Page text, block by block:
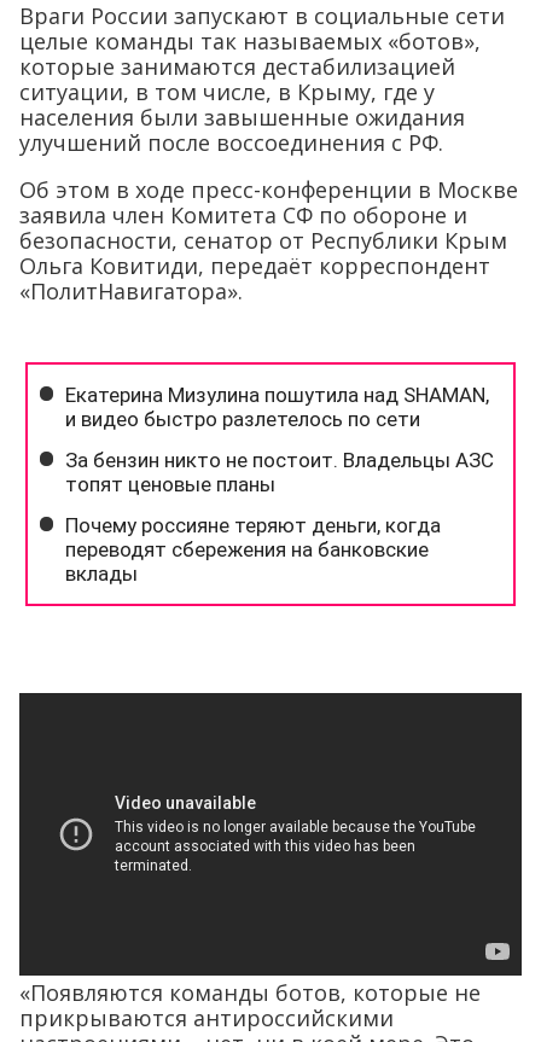
Враги России запускают в социальные сети
целые команды так называемых «ботов»,
которые занимаются дестабилизацией
ситуации, в том числе, в Крыму, где у
населения были завышенные ожидания
улучшений после воссоединения с РФ.
Об этом в ходе пресс-конференции в Москве
заявила член Комитета СФ по обороне и
безопасности, сенатор от Республики Крым
Ольга Ковитиди, передаёт корреспондент
«ПолитНавигатора».
«Появляются команды ботов, которые не
прикрываются антироссийскими